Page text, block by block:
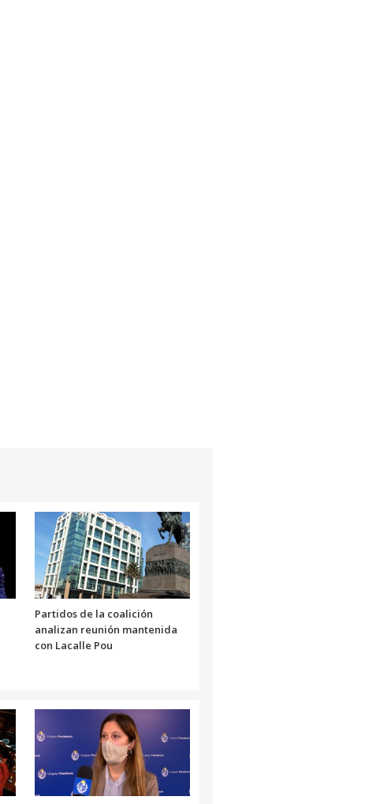
Partidos de la coalición
analizan reunión mantenida
con Lacalle Pou